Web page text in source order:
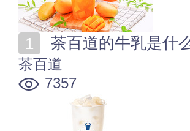
茶百道的牛乳是什
茶百道
7357